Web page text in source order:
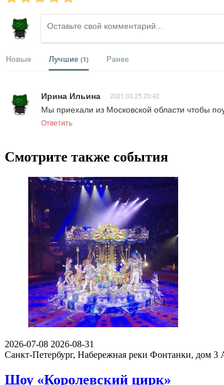
Новые Лучшие (1) Ранее
Ирина Ильина 2021.03.25 20:42
Мы приехали из Московской области чтобы
Ответить
Смотрите также события
2026-07-08 2026-08-31
Санкт-Петербург, Набережная реки Фонтанки, дом 3
Шоу «Королевский цирк»